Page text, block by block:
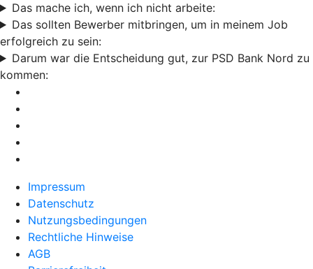
Das mache ich, wenn ich nicht arbeite:
Das sollten Bewerber mitbringen, um in meinem Job
erfolgreich zu sein:
Darum war die Entscheidung gut, zur PSD Bank Nord zu
kommen:
Impressum
Datenschutz
Nutzungsbedingungen
Rechtliche Hinweise
AGB